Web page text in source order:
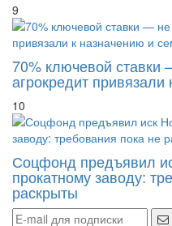
9
70% ключевой ставки
агрокредит
10
Соцфонд предъявил
прокатному заводу:
раскрыты